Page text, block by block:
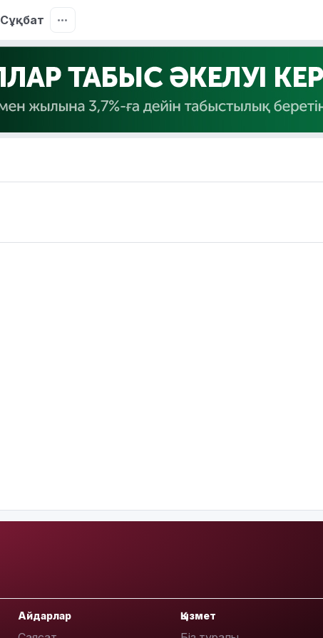
Сұқбат
Айдарлар Қызмет